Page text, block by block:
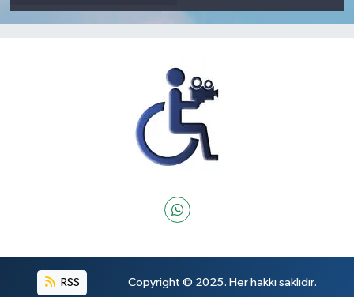
RSS Copyright © 2025. Her hakkı saklıdır.